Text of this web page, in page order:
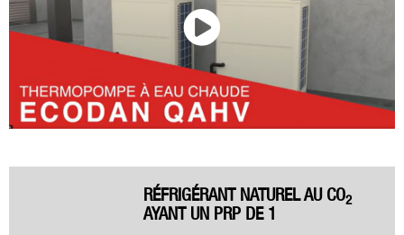
RÉFRIGÉRANT NATUREL AU CO2
AYANT UN PRP DE 1